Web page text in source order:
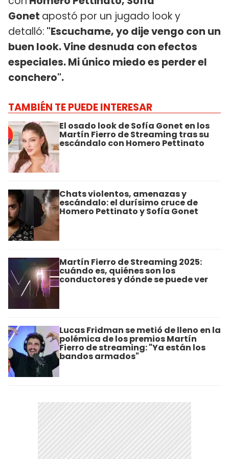
Gonet apostó por un jugado look y
detalló: "Escuchame, yo dije vengo con un
buen look. Vine desnuda con efectos
especiales. Mi único miedo es perder el
conchero".
TAMBIÉN TE PUEDE INTERESAR
El osado look de Sofía Gonet en los
Martín Fierro de Streaming tras su
escándalo con Homero Pettinato
Chats violentos, amenazas y
escándalo: el durísimo cruce de
Homero Pettinato y Sofía Gonet
Martín Fierro de Streaming 2025:
cuándo es, quiénes son los
conductores y dónde se puede ver
Lucas Fridman se metió de lleno en la
polémica de los premios Martín
Fierro de streaming: "Ya están los
bandos armados"